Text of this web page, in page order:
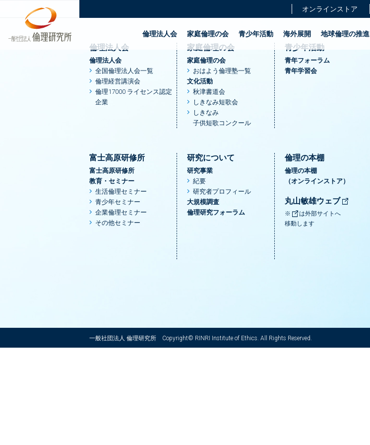
オンラインストア
倫理法人会 家庭倫理の会 青少年活動 海外展開 地球倫理の推進
倫理法人会
倫理法人会
全国倫理法人会一覧
倫理経営講演会
倫理17000 ライセンス認定
企業
家庭倫理の会
家庭倫理の会
おはよう倫理塾一覧
文化活動
秋津書道会
しきなみ短歌会
しきなみ
子供短歌コンクール
青少年活動
青年フォーラム
青年学習会
富士高原研修所
富士高原研修所
教育・セミナー
生活倫理セミナー
青少年セミナー
企業倫理セミナー
その他セミナー
研究について
研究事業
紀要
研究者プロフィール
大規模調査
倫理研究フォーラム
倫理の本棚
倫理の本棚
（オンラインストア）
丸山敏雄ウェブ
※
は外部サイトへ
移動します
一般社団法人 倫理研究所 Copyright© RINRI Institute of Ethics. All Rights Reserved.